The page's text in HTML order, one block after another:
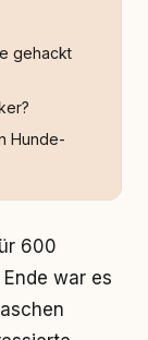
gehackt
Hunde-
600
war es